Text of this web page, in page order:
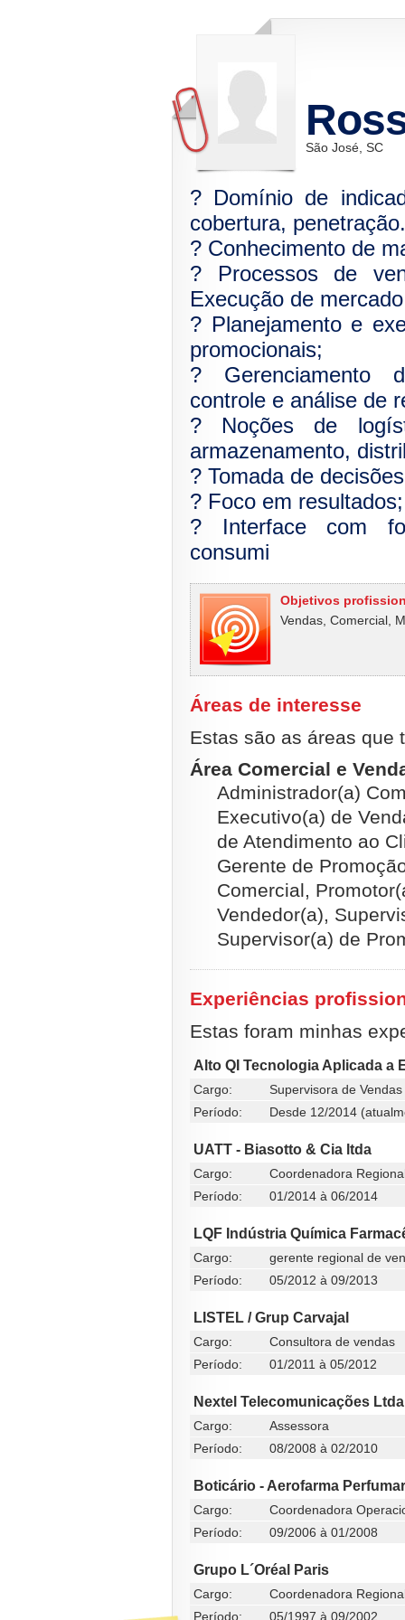
São José, SC
? Domínio de
cobertura, penetração.
? Conhecimento de
? Processos de
Execução de
? Planejamento e
promocionais;
? Gerenciamento
controle e análise de
? Noções de
armazenamento,
? Tomada de
? Foco em resultados;
? Interface com
consumi
Objetivos
Vendas, Comercial,
Áreas de interesse
Estas são as áreas que
Área Comercial e
Administrador(a)
Executivo(a) de
de Atendimento ao
Gerente de
Comercial,
Vendedor(a),
Supervisor(a) de
Experiências
Estas foram minhas
Alto QI Tecnologia Aplicada a
Cargo:
Supervisora de Vendas
Período:
Desde 12/2014
UATT - Biasotto & Cia ltda
Cargo:
Coordenadora
Período:
01/2014 à 06/2014
LQF Indústria Química
Cargo:
gerente regional de
Período:
05/2012 à 09/2013
LISTEL / Grup Carvajal
Cargo:
Consultora de vendas
Período:
01/2011 à 05/2012
Nextel Telecomunicações Ltda
Cargo:
Assessora
Período:
08/2008 à 02/2010
Boticário - Aerofarma
Cargo:
Coordenadora
Período:
09/2006 à 01/2008
Grupo L´Oréal Paris
Cargo:
Coordenadora
Período:
05/1997 à 09/2002